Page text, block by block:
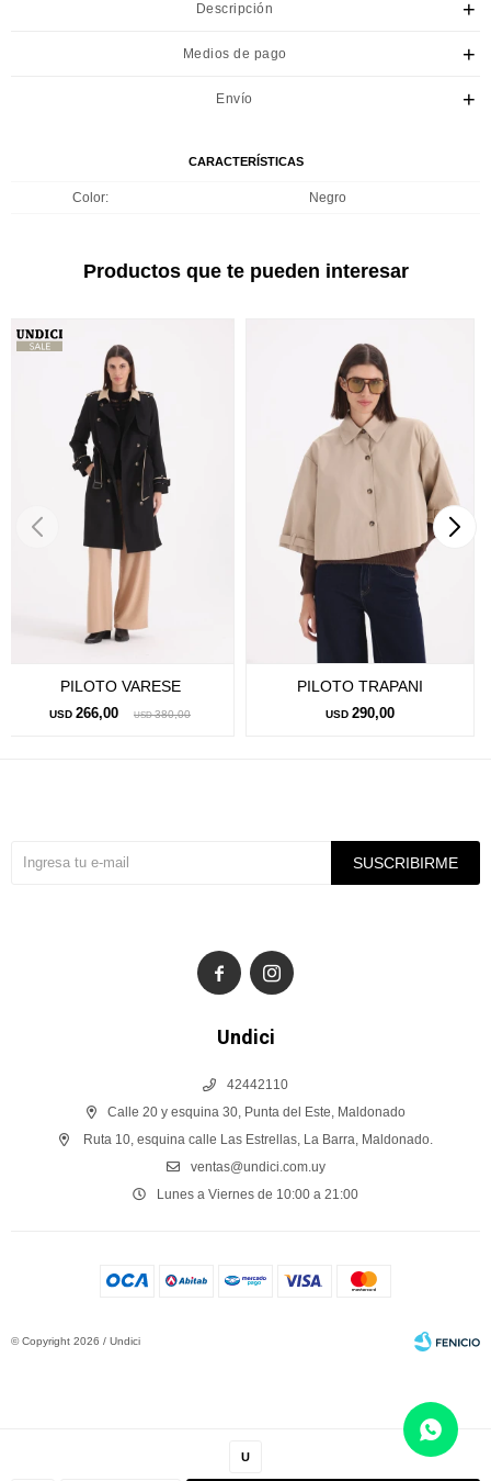
U
Descripción
Medios de pago
Envío
CARACTERÍSTICAS
Color Negro
Productos que te pueden interesar
PILOTO VARESE
USD 266,00 USD 380,00
PILOTO TRAPANI
USD 290,00
Undici
42442110
Calle 20 y esquina 30, Punta del Este, Maldonado
Ruta 10, esquina calle Las Estrellas, La Barra, Maldonado.
ventas@undici.com.uy
Lunes a Viernes de 10:00 a 21:00
SUSCRIBIRME
 
© Copyright 2026 / Undici